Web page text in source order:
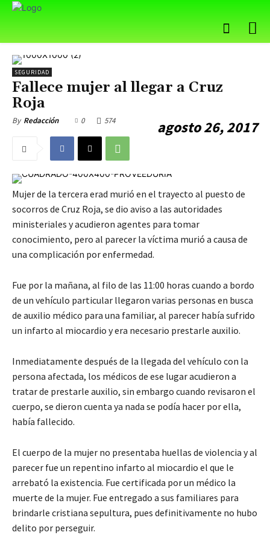
SEGURIDAD
Fallece mujer al llegar a Cruz
Roja
By Redacción agosto 26, 2017
0 574
Mujer de la tercera erad murió en el trayecto al puesto de
socorros de Cruz Roja, se dio aviso a las autoridades
ministeriales y acudieron agentes para tomar
conocimiento, pero al parecer la víctima murió a causa de
una complicación por enfermedad.
Fue por la mañana, al filo de las 11:00 horas cuando a bordo
de un vehículo particular llegaron varias personas en busca
de auxilio médico para una familiar, al parecer había sufrido
un infarto al miocardio y era necesario prestarle auxilio.
Inmediatamente después de la llegada del vehículo con la
persona afectada, los médicos de ese lugar acudieron a
tratar de prestarle auxilio, sin embargo cuando revisaron el
cuerpo, se dieron cuenta ya nada se podía hacer por ella,
había fallecido.
El cuerpo de la mujer no presentaba huellas de violencia y al
parecer fue un repentino infarto al miocardio el que le
arrebató la existencia. Fue certificada por un médico la
muerte de la mujer. Fue entregado a sus familiares para
brindarle cristiana sepultura, pues definitivamente no hubo
delito por perseguir.